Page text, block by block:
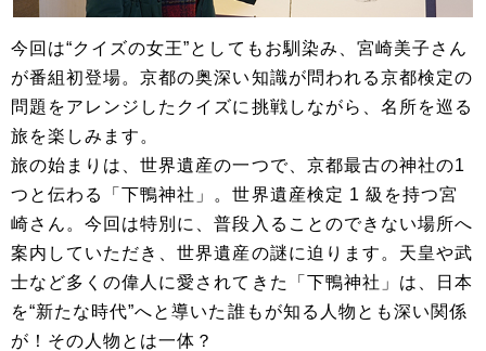
今回は“クイズの女王”としてもお馴染み、宮崎美子さん
が番組初登場。京都の奥深い知識が問われる京都検定の
問題をアレンジしたクイズに挑戦しながら、名所を巡る
旅を楽しみます。
旅の始まりは、世界遺産の一つで、京都最古の神社の1
つと伝わる「下鴨神社」。世界遺産検定 1 級を持つ宮
崎さん。今回は特別に、普段入ることのできない場所へ
案内していただき、世界遺産の謎に迫ります。天皇や武
士など多くの偉人に愛されてきた「下鴨神社」は、日本
を“新たな時代”へと導いた誰もが知る人物とも深い関係
が！その人物とは一体？